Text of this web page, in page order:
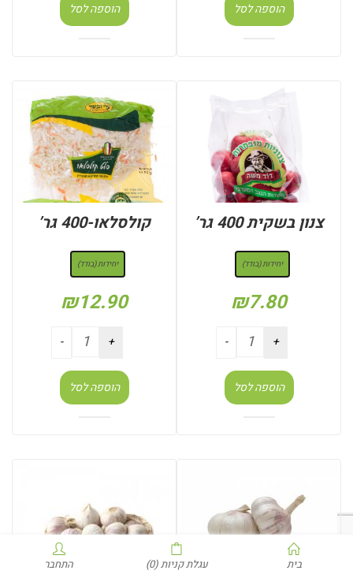
הוספה לסל הוספה לסל
צנון בשקית 400 גר’
יחידות (בודד)
₪7.80
הוספה לסל
קולסלאו-400 גר’
יחידות (בודד)
₪12.90
הוספה לסל
בית עגלת קניות(0) התחבר